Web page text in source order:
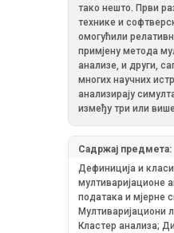
тако нешто. Први
технике и
омогућили
примјену метода
анализе, и други,
многих научних
анализирају
између три или
Садржај предмета:
Дефиниција и
мултиваријационе
података и мјерне
Мултиваријациони
Кластер анализа;